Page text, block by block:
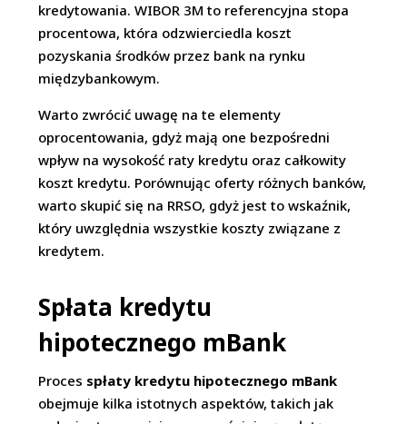
kredytowania. WIBOR 3M to referencyjna stopa
procentowa, która odzwierciedla koszt
pozyskania środków przez bank na rynku
międzybankowym.
Warto zwrócić uwagę na te elementy
oprocentowania, gdyż mają one bezpośredni
wpływ na wysokość raty kredytu oraz całkowity
koszt kredytu. Porównując oferty różnych banków,
warto skupić się na RRSO, gdyż jest to wskaźnik,
który uwzględnia wszystkie koszty związane z
kredytem.
Spłata kredytu
hipotecznego mBank
Proces spłaty kredytu hipotecznego mBank
obejmuje kilka istotnych aspektów, takich jak